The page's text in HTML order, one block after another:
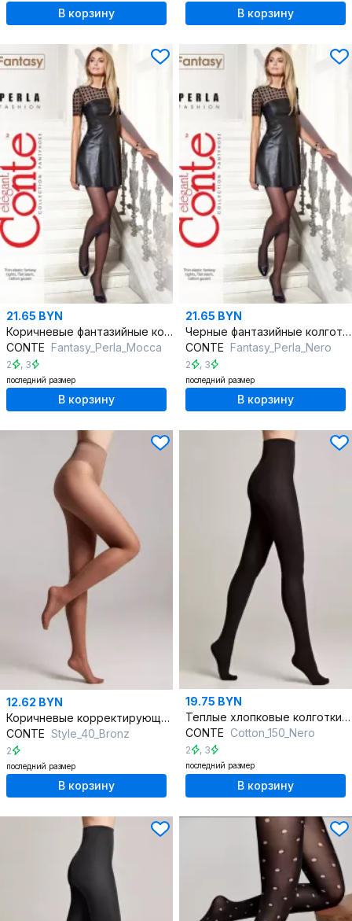
В корзину В корзину
21.65 BYN
Коричневые фантазийные колготки с рисунком точек
CONTE Fantasy_Perla_Mocca
2 , 3
последний размер
В корзину
21.65 BYN
Черные фантазийные колготки с рисунком точек
CONTE Fantasy_Perla_Nero
2 , 3
последний размер
В корзину
12.62 BYN
Коричневые корректирующие колготки из трикотажа с утягиванием
CONTE Style_40_Bronz
2
последний размер
В корзину
19.75 BYN
Теплые хлопковые колготки черные с лайкрой для зимы
CONTE Cotton_150_Nero
2 , 3
последний размер
В корзину